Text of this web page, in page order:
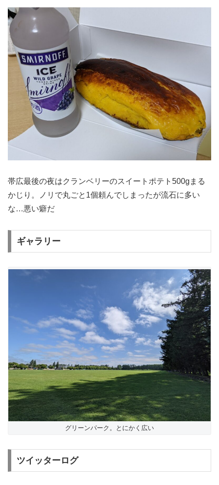
帯広最後の夜はクランベリーのスイートポテト500gまる
かじり。ノリで丸ごと1個頼んでしまったが流石に多い
な…悪い癖だ
ギャラリー
グリーンパーク。とにかく広い
ツイッターログ